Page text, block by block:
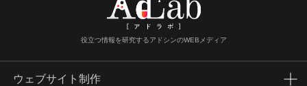
役立つ情報を研究するアドシンのWEBメディア
ウェブサイト制作